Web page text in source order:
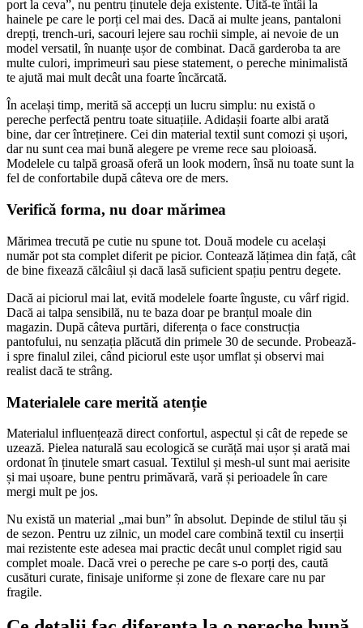
port la ceva”, nu pentru ținutele deja existente. Uită-te întâi la
hainele pe care le porți cel mai des. Dacă ai multe jeans, pantaloni
drepți, trench-uri, sacouri lejere sau rochii simple, ai nevoie de un
model versatil, în nuanțe ușor de combinat. Dacă garderoba ta are
multe culori, imprimeuri sau piese statement, o pereche minimalistă
te ajută mai mult decât una foarte încărcată.
În același timp, merită să accepți un lucru simplu: nu există o
pereche perfectă pentru toate situațiile. Adidașii foarte albi arată
bine, dar cer întreținere. Cei din material textil sunt comozi și ușori,
dar nu sunt cea mai bună alegere pe vreme rece sau ploioasă.
Modelele cu talpă groasă oferă un look modern, însă nu toate sunt la
fel de confortabile după câteva ore de mers.
Verifică forma, nu doar mărimea
Mărimea trecută pe cutie nu spune tot. Două modele cu același
număr pot sta complet diferit pe picior. Contează lățimea din față, cât
de bine fixează călcâiul și dacă lasă suficient spațiu pentru degete.
Dacă ai piciorul mai lat, evită modelele foarte înguste, cu vârf rigid.
Dacă ai talpa sensibilă, nu te baza doar pe branțul moale din
magazin. După câteva purtări, diferența o face construcția
pantofului, nu senzația plăcută din primele 30 de secunde. Probează-
i spre finalul zilei, când piciorul este ușor umflat și observi mai
realist dacă te strâng.
Materialele care merită atenție
Materialul influențează direct confortul, aspectul și cât de repede se
uzează. Pielea naturală sau ecologică se curăță mai ușor și arată mai
ordonat în ținutele smart casual. Textilul și mesh-ul sunt mai aerisite
și mai ușoare, bune pentru primăvară, vară și perioadele în care
mergi mult pe jos.
Nu există un material „mai bun” în absolut. Depinde de stilul tău și
de sezon. Pentru uz zilnic, un model care combină textil cu inserții
mai rezistente este adesea mai practic decât unul complet rigid sau
complet moale. Dacă vrei o pereche pe care s-o porți des, caută
cusături curate, finisaje uniforme și zone de flexare care nu par
fragile.